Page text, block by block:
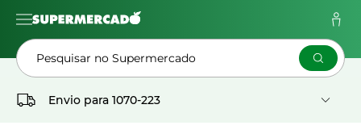
Pesquisar no Supermercado
Envio para 1070-223